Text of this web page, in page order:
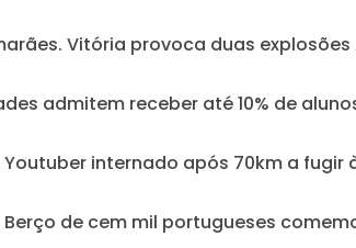
Vitória provoca duas
admitem receber até 10% de
internado após 70km a fugir
de cem mil portugueses